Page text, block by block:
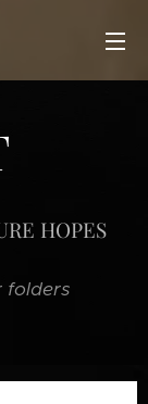
HOPES
folders⬇️